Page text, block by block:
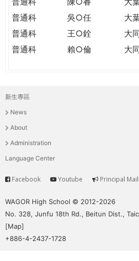
普通科
吳○任
大
普通科
王○銓
大
普通科
賴○倫 大
主
選
單
新生專區
News
About
Administration
Language Center
Service
Facebook Youtube Principal
WAGOR High School © 2012-2026
No. 328, Junfu 18th Rd., Beitun Dist.,
[Map]
+886-4-2437-1728